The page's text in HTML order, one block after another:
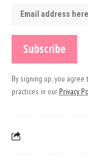
By signing up, you
practices in our Privacy